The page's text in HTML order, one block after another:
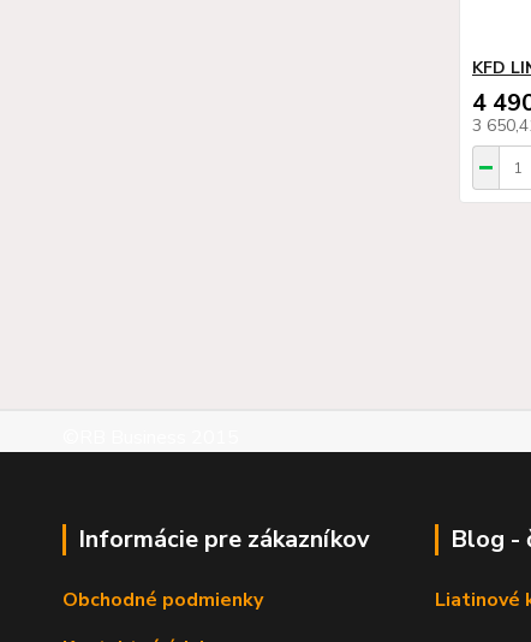
KFD
4
3
Informácie pre zákazníkov
Obchodné podmienky
Blog -
Liatinové